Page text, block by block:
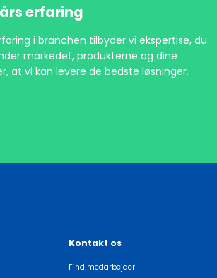
erfaring
i branchen tilbyder vi ekspertise, du
markedet, produkterne og dine
at vi kan levere de bedste løsninger.
Kontakt os
Find medarbejder